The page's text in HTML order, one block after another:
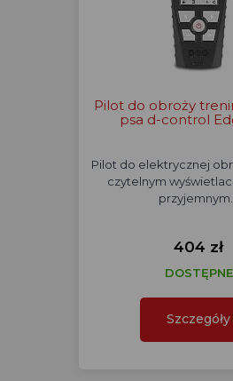
Pilot do obroży
psa d-control
Pilot do elektrycznej
czytelnym
przyjemnym…
404 zł
DOSTĘPNE
Szczegóły